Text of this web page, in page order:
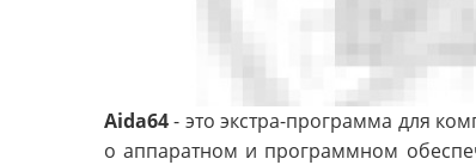
Aida64- это экстра-программа для
о аппаратном и программном